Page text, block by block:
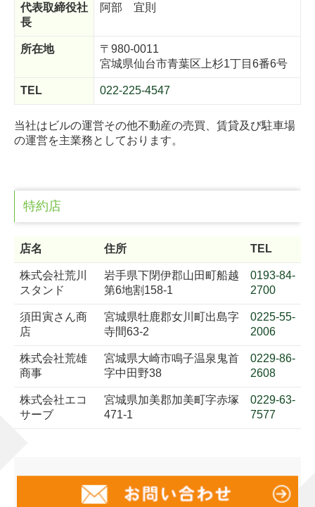
代表取締役社
長
阿部 宜則
所在地
〒980-0011
宮城県仙台市青葉区上杉1丁目6番6号
TEL 022-225-4547
当社はビルの運営その他不動産の売買、賃貸及び駐車場
の運営を主業務としております。
特約店
店名 住所 TEL
株式会社荒川
スタンド
岩手県下閉伊郡山田町船越
第6地割158-1
0193-84-
2700
須田寅さん商
店
宮城県牡鹿郡女川町出島字
寺間63-2
0225-55-
2006
株式会社荒雄
商事
宮城県大崎市鳴子温泉鬼首
字中田野38
0229-86-
2608
株式会社エコ
サーブ
宮城県加美郡加美町字赤塚
471-1
0229-63-
7577